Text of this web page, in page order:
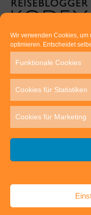
Wir verwenden Cookies,
optimieren. Entscheidet
Funktionale Cookies
Cookies für Statistiken
Cookies für Marketing
Euer
Thomas
outdoor-hochgenuss.de